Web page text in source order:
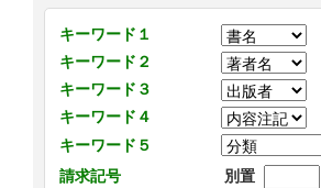
キーワード１
キーワード２
キーワード３
キーワード４
キーワード５
請求記号
別置